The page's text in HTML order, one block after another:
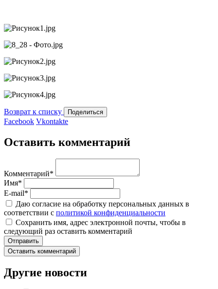
Возврат к списку Поделиться
Facebook Vkontakte
Оставить комментарий
Комментарий*
Имя*
E-mail*
Даю согласие на обработку персональных данных в
соответствии с политикой конфиденциальности
Сохранить имя, адрес электронной почты, чтобы в
следующий раз оставить комментарий
Оставить комментарий
Другие новости